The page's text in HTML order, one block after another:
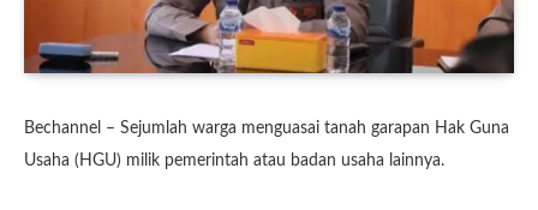
Bechannel – Sejumlah warga menguasai tanah garapan Hak Guna
Usaha (HGU) milik pemerintah atau badan usaha lainnya.